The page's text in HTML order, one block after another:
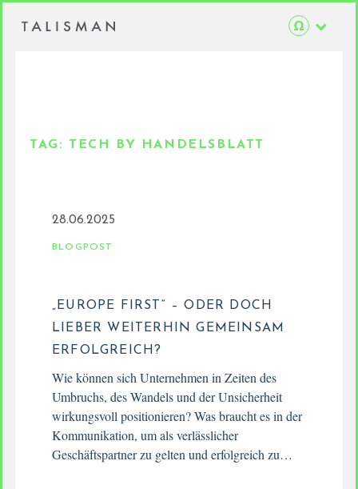
TAG: TECH BY HANDELSBLATT
28.06.2025
BLOGPOST
„EUROPE FIRST“ – ODER DOCH
LIEBER WEITERHIN GEMEINSAM
ERFOLGREICH?
Wie können sich Unternehmen in Zeiten des
Umbruchs, des Wandels und der Unsicherheit
wirkungsvoll positionieren? Was braucht es in der
Kommunikation, um als verlässlicher
Geschäftspartner zu gelten und erfolgreich zu…